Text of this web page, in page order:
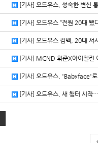
[기사] 오드유스, 성숙한 변신
[기사] 오드유스 “전원 20대 됐
[기사] 오드유스 컴백, 20대 서
[기사] MCND 휘준X아이칠린
[기사] 오드유스, 'Babyface'
[기사] 오드유스, 새 챕터 시작